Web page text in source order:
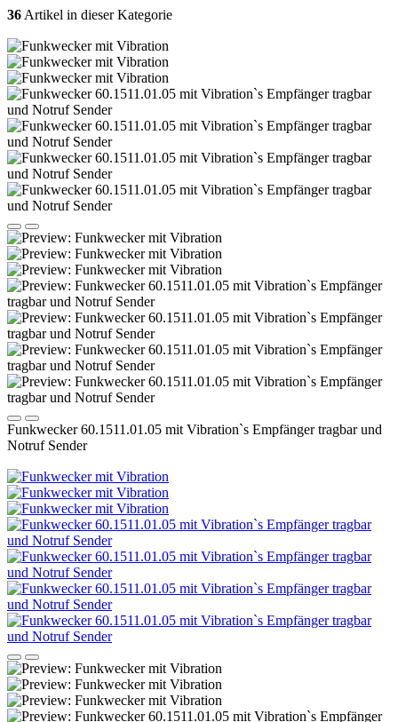
36 Artikel in dieser Kategorie
Funkwecker 60.1511.01.05 mit Vibration`s Empfänger tragbar und
Notruf Sender